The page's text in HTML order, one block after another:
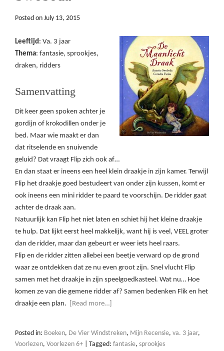
Posted on July 13, 2015
Leeftijd: Va. 3 jaar
Thema: fantasie, sprookjes,
draken, ridders
Samenvatting
Dit keer geen spoken achter je
gordijn of krokodillen onder je
bed. Maar wie maakt er dan
dat ritselende en snuivende
geluid? Dat vraagt Flip zich ook af…
En dan staat er ineens een heel klein draakje in zijn kamer. Terwijl
Flip het draakje goed bestudeert van onder zijn kussen, komt er
ook ineens een mini ridder te paard te voorschijn. De ridder gaat
achter de draak aan.
Natuurlijk kan Flip het niet laten en schiet hij het kleine draakje
te hulp. Dat lijkt eerst heel makkelijk, want hij is veel, VEEL groter
dan de ridder, maar dan gebeurt er weer iets heel raars.
Flip en de ridder zitten allebei een beetje verward op de grond
waar ze ontdekken dat ze nu even groot zijn. Snel vlucht Flip
samen met het draakje in zijn speelgoedkasteel. Wat nu… Hoe
komen ze van die gemene ridder af? Samen bedenken Flik en het
draakje een plan.
[Read more…]
Posted in: Boeken, De Vier Windstreken, Mijn Recensie, va. 3 jaar,
Voorlezen, Voorlezen 6+ Tagged: fantasie, sprookjes